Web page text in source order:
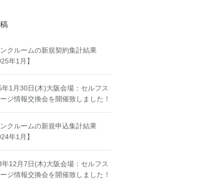
ンクルームの新規契約集計結果
年1月】
年1月30日(木)大阪会場：セルフス
ージ情報交換会を開催致しました！
ンクルームの新規申込集計結果
年1月】
年12月7日(木)大阪会場：セルフス
ージ情報交換会を開催致しました！